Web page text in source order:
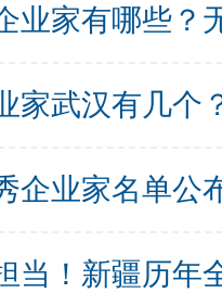
有哪些？无锡入选
武汉有几个？
家名单公布 入选全
当！新疆历年